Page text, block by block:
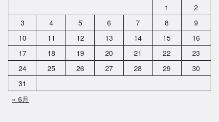
1
2
3
4 5 6 7 8
9
10
11 12 13 14 15
16
17
18 19 20 21 22
23
24
25 26 27 28 29
30
31
« 6月